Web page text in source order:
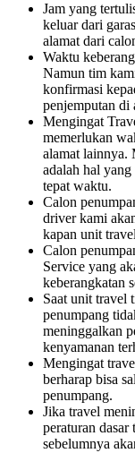
Jam yang
keluar dari
alamat dari
Waktu
Namun tim
konfirmasi
penjemputan di
Mengingat
memerlukan
alamat lainnya.
adalah hal
tepat waktu.
Calon
driver kami
kapan unit
Calon
Service yang
keberangkatan
Saat unit travel
penumpang
meninggalkan
kenyamanan
Mengingat
berharap bisa
penumpang.
Jika travel
peraturan
sebelumnya